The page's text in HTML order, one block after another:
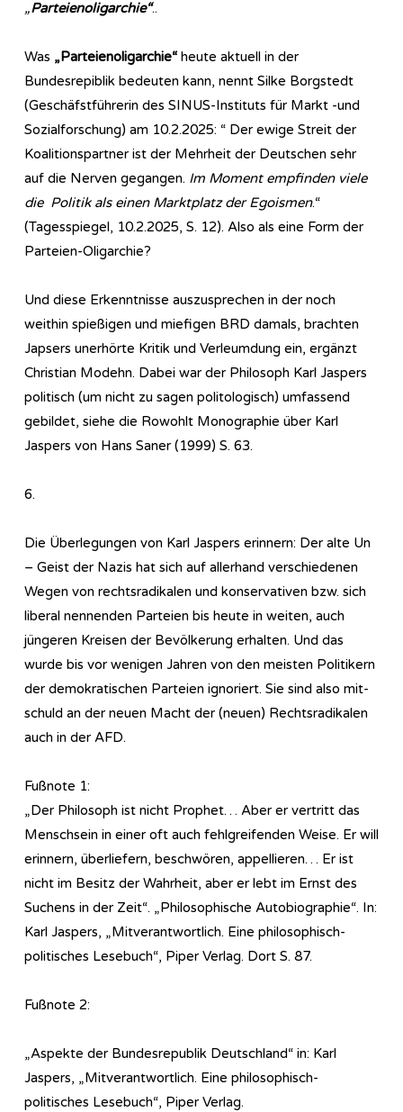
„Parteienoligarchie“..
Was „Parteienoligarchie“ heute aktuell in der
Bundesrepiblik bedeuten kann, nennt Silke Borgstedt
(Geschäfstführerin des SINUS-Instituts für Markt -und
Sozialforschung) am 10.2.2025: “ Der ewige Streit der
Koalitionspartner ist der Mehrheit der Deutschen sehr
auf die Nerven gegangen. Im Moment empfinden viele
die Politik als einen Marktplatz der Egoismen.“
(Tagesspiegel, 10.2.2025, S. 12). Also als eine Form der
Parteien-Oligarchie?
Und diese Erkenntnisse auszusprechen in der noch
weithin spießigen und miefigen BRD damals, brachten
Japsers unerhörte Kritik und Verleumdung ein, ergänzt
Christian Modehn. Dabei war der Philosoph Karl Jaspers
politisch (um nicht zu sagen politologisch) umfassend
gebildet, siehe die Rowohlt Monographie über Karl
Jaspers von Hans Saner (1999) S. 63.
6.
Die Überlegungen von Karl Jaspers erinnern: Der alte Un
– Geist der Nazis hat sich auf allerhand verschiedenen
Wegen von rechtsradikalen und konservativen bzw. sich
liberal nennenden Parteien bis heute in weiten, auch
jüngeren Kreisen der Bevölkerung erhalten. Und das
wurde bis vor wenigen Jahren von den meisten Politikern
der demokratischen Parteien ignoriert. Sie sind also mit-
schuld an der neuen Macht der (neuen) Rechtsradikalen
auch in der AFD.
Fußnote 1:
„Der Philosoph ist nicht Prophet… Aber er vertritt das
Menschsein in einer oft auch fehlgreifenden Weise. Er will
erinnern, überliefern, beschwören, appellieren… Er ist
nicht im Besitz der Wahrheit, aber er lebt im Ernst des
Suchens in der Zeit“. „Philosophische Autobiographie“. In:
Karl Jaspers, „Mitverantwortlich. Eine philosophisch-
politisches Lesebuch“, Piper Verlag. Dort S. 87.
Fußnote 2:
„Aspekte der Bundesrepublik Deutschland“ in: Karl
Jaspers, „Mitverantwortlich. Eine philosophisch-
politisches Lesebuch“, Piper Verlag.